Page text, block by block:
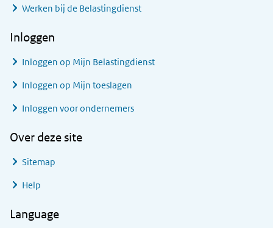
Werken bij de Belastingdienst
Inloggen
Inloggen op Mijn Belastingdienst
Inloggen op Mijn toeslagen
Inloggen voor ondernemers
Over deze site
Sitemap
Help
Language